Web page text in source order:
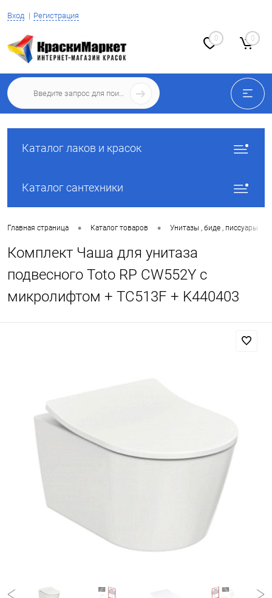
Вход Регистрация
0 0
Каталог лаков и красок
Каталог сантехники
Главная страница • Каталог товаров • Унитазы , биде , писсуары
Комплект Чаша для унитаза
подвесного Toto RP CW552Y с
микролифтом + TC513F + K440403